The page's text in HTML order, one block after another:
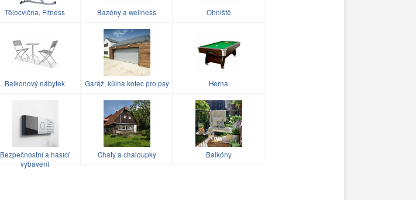
Tělocvična, Fitness Bazény a wellness Ohniště
Balkonový nábytek Garáž, kůlna kotec pro psy Herna
Bezpečnostní a hasicí
vybavení
Chaty a chaloupky Balkóny